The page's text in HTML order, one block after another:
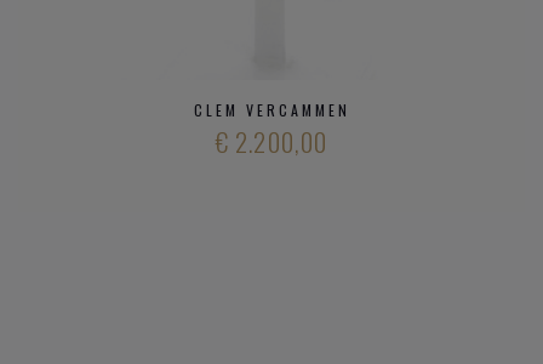
CLEM VERCAMMEN
€ 2.200,00